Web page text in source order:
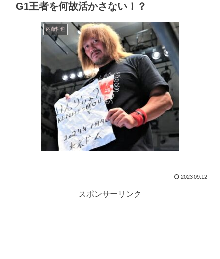
G1王者を何故活かさない！？
内藤哲也
2023.09.12
スポンサーリンク